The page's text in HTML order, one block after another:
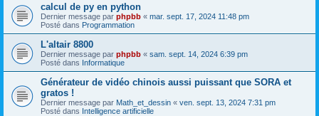
calcul de py en python
Dernier message par phpbb « mar. sept. 17, 2024 11:48 pm
Posté dans Programmation
L'altair 8800
Dernier message par phpbb « sam. sept. 14, 2024 6:39 pm
Posté dans Informatique
Générateur de vidéo chinois aussi puissant que SORA et
gratos !
Dernier message par Math_et_dessin « ven. sept. 13, 2024 7:31 pm
Posté dans Intelligence artificielle